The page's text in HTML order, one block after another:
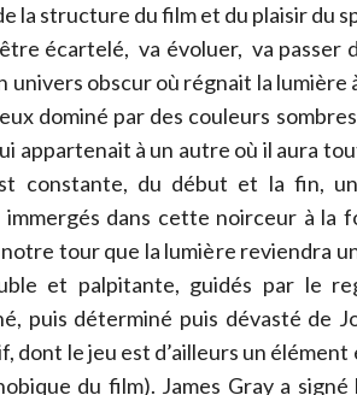
la structure du film et du plaisir du
écartelé, va évoluer, va passer
univers obscur où régnait la lumière
dominé par des couleurs
appartenait à un autre où il aura
constante, du début et la fin,
immergés dans cette noirceur à la
tour que la lumière reviendra
et palpitante, guidés par le
puis déterminé puis dévasté de
dont le jeu est d’ailleurs un
du film). James Gray a